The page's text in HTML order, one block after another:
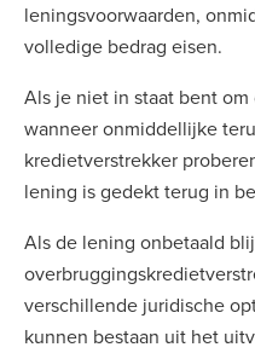
leningsvoorwaarden,
volledige bedrag eisen.
Als je niet in staat bent
wanneer onmiddellijke
kredietverstrekker
lening is gedekt terug in
Als de lening onbetaald
verschillende juridische
kunnen bestaan uit het